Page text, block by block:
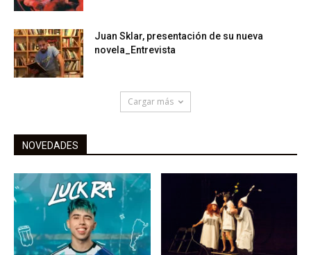
Juan Sklar, presentación de su nueva
novela_Entrevista
Cargar más
NOVEDADES